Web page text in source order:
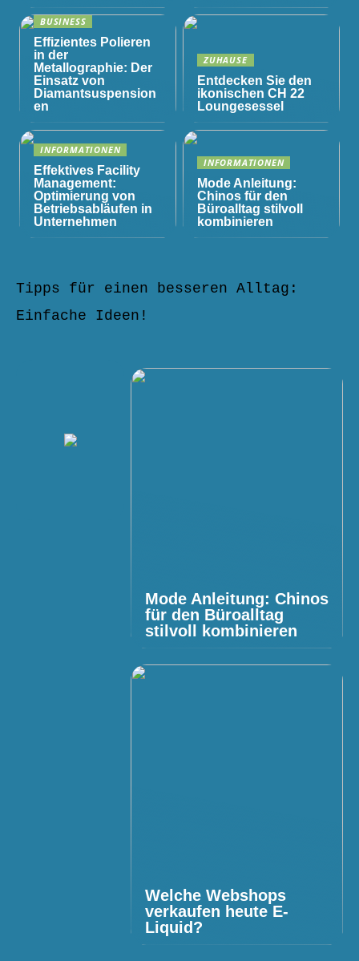
BUSINESS
Effizientes Polieren
in der
Metallographie: Der
Einsatz von
Diamantsuspension
en
ZUHAUSE
Entdecken Sie den
ikonischen CH 22
Loungesessel
INFORMATIONEN
Effektives Facility
Management:
Optimierung von
Betriebsabläufen in
Unternehmen
INFORMATIONEN
Mode Anleitung:
Chinos für den
Büroalltag stilvoll
kombinieren
Tipps für einen besseren Alltag:
Einfache Ideen!
Mode Anleitung: Chinos
für den Büroalltag
stilvoll kombinieren
Welche Webshops
verkaufen heute E-
Liquid?